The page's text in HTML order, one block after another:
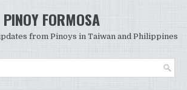
PINOY FORMOSA
from Pinoys in Taiwan and Philippines